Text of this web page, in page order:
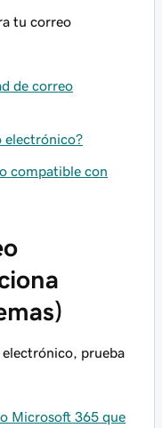
tu correo
de correo
electrónico?
compatible con
prueba
Microsoft 365 que